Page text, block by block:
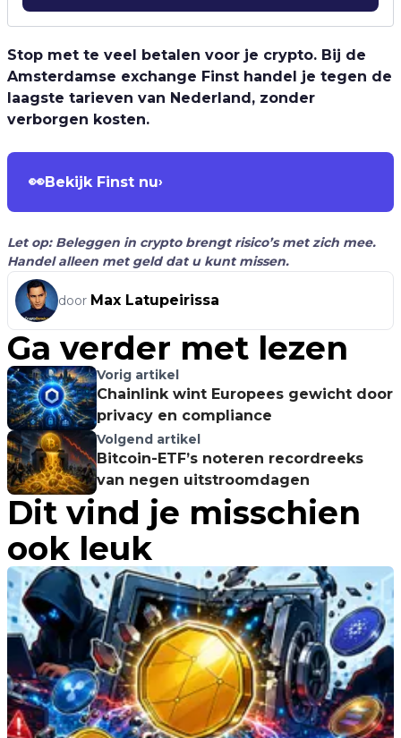
Stop met te veel betalen voor je crypto. Bij de
Amsterdamse exchange Finst handel je tegen de
laagste tarieven van Nederland, zonder
verborgen kosten.
👀Bekijk Finst nu›
Let op: Beleggen in crypto brengt risico’s met zich mee.
Handel alleen met geld dat u kunt missen.
door Max Latupeirissa
Ga verder met lezen
Vorig artikel
Chainlink wint Europees gewicht door
privacy en compliance
Volgend artikel
Bitcoin-ETF’s noteren recordreeks
van negen uitstroomdagen
Dit vind je misschien
ook leuk